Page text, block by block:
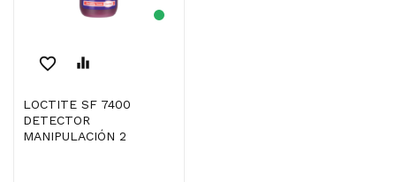
favorite_border equalizer
LOCTITE SF 7400
DETECTOR
MANIPULACIÓN 2